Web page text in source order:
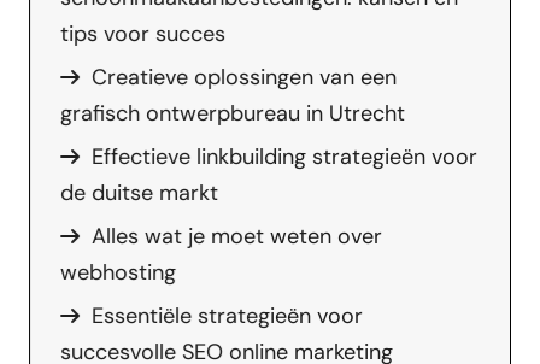
tips voor succes
Creatieve oplossingen van een
grafisch ontwerpbureau in Utrecht
Effectieve linkbuilding strategieën voor
de duitse markt
Alles wat je moet weten over
webhosting
Essentiële strategieën voor
succesvolle SEO online marketing